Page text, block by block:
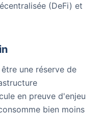
(DeFi) et
une réserve de
en preuve d'enjeu
bien moins